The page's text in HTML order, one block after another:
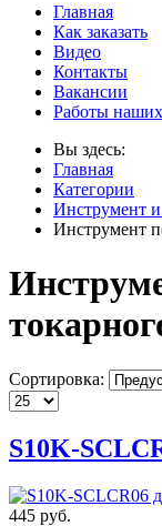
Главная
Как заказать
Видео
Контакты
Вакансии
Работы
Вы здесь:
Главная
Категории
Инструмент
Инструмент
Сортировка:
S10K-
445 руб.